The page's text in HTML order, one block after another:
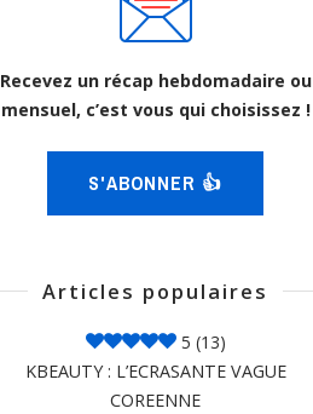
Recevez un récap hebdomadaire ou
mensuel, c’est vous qui choisissez !
S'ABONNER 👍
Articles populaires
5 (13)
KBEAUTY : L’ECRASANTE VAGUE
COREENNE